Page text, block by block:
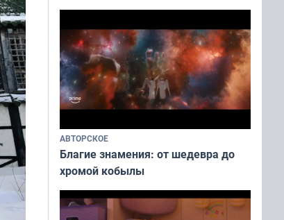
АВТОРСКОЕ
Благие знамения: от шедевра до
хромой кобылы